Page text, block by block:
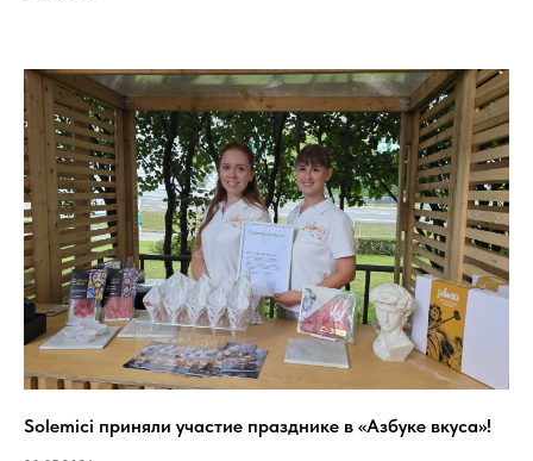
Solemici приняли участие празднике в «Азбуке вкуса»!